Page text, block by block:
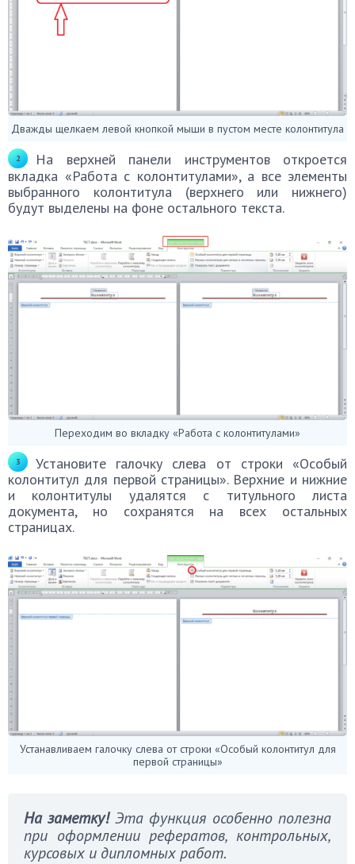
Дважды щелкаем левой кнопкой мыши в пустом месте колонтитула
На верхней панели инструментов откроется
вкладка «Работа с колонтитулами», а все элементы
выбранного колонтитула (верхнего или нижнего)
будут выделены на фоне остального текста.
Переходим во вкладку «Работа с колонтитулами»
Установите галочку слева от строки «Особый
колонтитул для первой страницы». Верхние и нижние
и колонтитулы удалятся с титульного листа
документа, но сохранятся на всех остальных
страницах.
Устанавливаем галочку слева от строки «Особый колонтитул для
первой страницы»
На заметку!Эта функция особенно полезна
при оформлении рефератов, контрольных,
курсовых и дипломных работ.